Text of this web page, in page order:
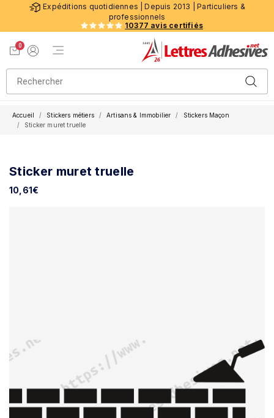
Expéditions quotidiennes | Depuis 2013 | Particuliers &
professionnels
10377 avis certifiés
0
Menu de navigation
Accueil Stickers métiers Artisans & Immobilier
Stickers Maçon
Sticker muret truelle
Sticker muret truelle
10,61€